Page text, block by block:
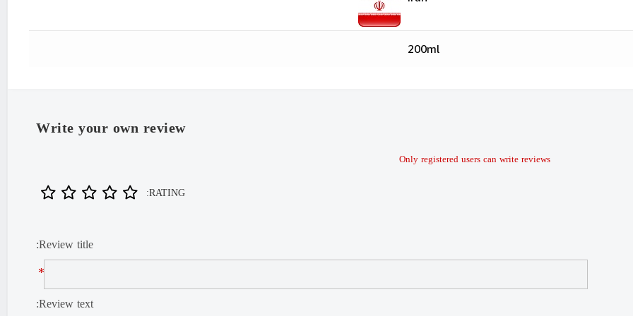
200ml
Write your own review
Only registered users can write reviews
RATING:
Review title:
*
Review text: